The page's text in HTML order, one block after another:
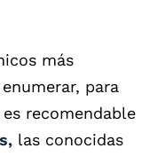
más
para
recomendable
las conocidas